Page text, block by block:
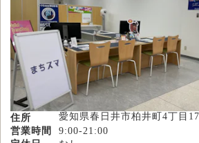
住所
愛知県春日井市柏井町4丁目
営業時間
9:00-21:00